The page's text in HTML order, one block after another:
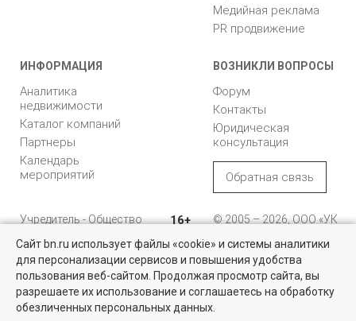
Медийная реклама
PR продвижение
ИНФОРМАЦИЯ
Аналитика
недвижимости
Каталог компаний
Партнеры
Календарь
мероприятий
ВОЗНИКЛИ ВОПРОСЫ
Форум
Контакты
Юридическая
консультация
Обратная связь
Учредитель - Общество
ответственностью
"Управляющая
компания "Бюллетень
недвижимости"
16+
© 2005 – 2026, ООО «УК
196105, Санкт-
Петербург, пр. Юрия
Гагарина, 1
8 (812) 331-93-56
Сайт bn.ru использует файлы «cookie» и системы аналитики
для персонализации сервисов и повышения удобства
пользования веб-сайтом. Продолжая просмотр сайта, вы
разрешаете их использование и соглашаетесь на обработку
обезличенных персональных данных.